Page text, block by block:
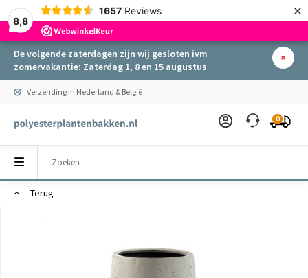
8,8
1657 Reviews ×
De volgende zaterdagen zijn wij gesloten ivm
zomervakantie: Zaterdag 1, 8 en 15 augustus
Verzending in Nederland & België
0
Terug